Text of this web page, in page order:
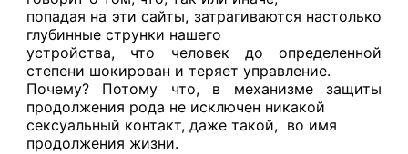
попадая на эти сайты, затрагиваются настолько
глубинные струнки нашего
устройства, что человек до определенной
степени шокирован и теряет управление.
Почему? Потому что, в механизме защиты
продолжения рода не исключен никакой
сексуальный контакт, даже такой, во имя
продолжения жизни.